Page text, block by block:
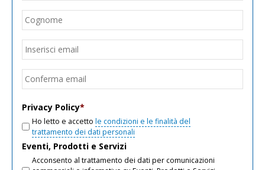
Email
Privacy Policy*
Ho letto e accetto le condizioni e le finalità del
trattamento dei dati personali
Eventi, Prodotti e Servizi
Acconsento al trattamento dei dati per comunicazioni